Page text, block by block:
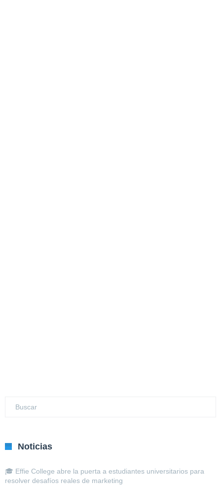
Noticias
🎓 Effie College abre la puerta a estudiantes universitarios para
resolver desafíos reales de marketing